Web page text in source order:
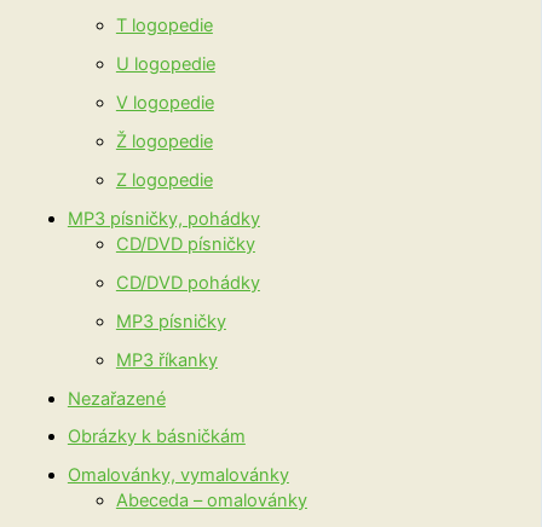
T logopedie
U logopedie
V logopedie
Ž logopedie
Z logopedie
MP3 písničky, pohádky
CD/DVD písničky
CD/DVD pohádky
MP3 písničky
MP3 říkanky
Nezařazené
Obrázky k básničkám
Omalovánky, vymalovánky
Abeceda – omalovánky